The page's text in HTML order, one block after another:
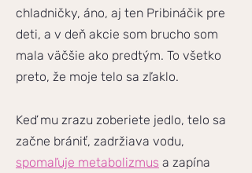
chladničky, áno, aj ten Pribináčik pre
deti, a v deň akcie som brucho som
mala väčšie ako predtým. To všetko
preto, že moje telo sa zľaklo.
Keď mu zrazu zoberiete jedlo, telo sa
začne brániť, zadržiava vodu,
spomaľuje metabolizmus a zapína